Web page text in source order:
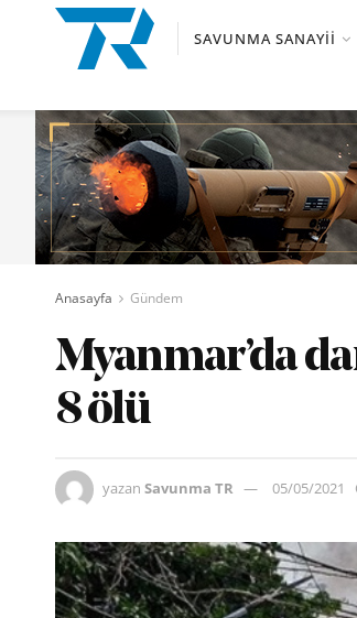
SAVUNMA SANAYII
Anasayfa Gündem
Myanmar’da
8 ölü
yazan Savunma TR 05/05/2021